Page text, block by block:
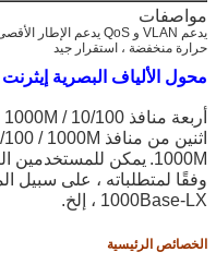
تفاصيل التسليم:
مواصفات
حرارة منخفضة ، استقرار جيد
محول الألياف البصرية إيثرنت 10/100 / 1000M
1000M.
، 1000Base-LX إلخ.
الخصائص الرئيسية